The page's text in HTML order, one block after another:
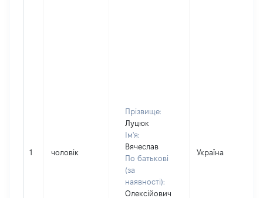
1 чоловік
Прізвище:
Луцюк
Ім'я:
Вячеслав
По батькові
(за
наявності):
Олексійович
Україна